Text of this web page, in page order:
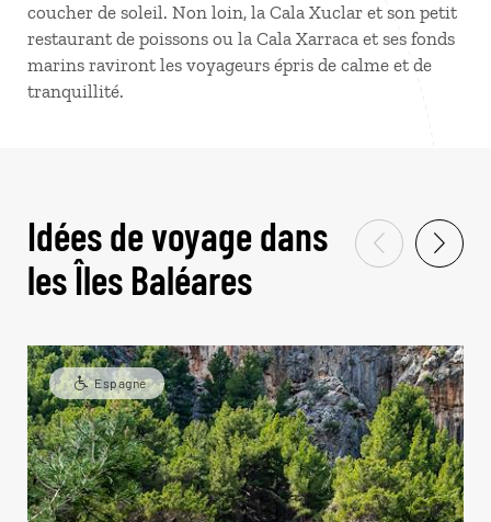
coucher de soleil. Non loin, la Cala Xuclar et son petit
restaurant de poissons ou la Cala Xarraca et ses fonds
marins raviront les voyageurs épris de calme et de
tranquillité.
Idées de voyage dans
les Îles Baléares
Espagne